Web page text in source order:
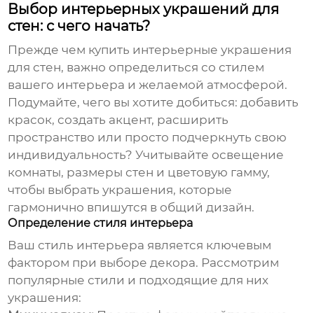
Выбор интерьерных украшений для
стен: с чего начать?
Прежде чем купить интерьерные украшения
для стен, важно определиться со стилем
вашего интерьера и желаемой атмосферой.
Подумайте, чего вы хотите добиться: добавить
красок, создать акцент, расширить
пространство или просто подчеркнуть свою
индивидуальность? Учитывайте освещение
комнаты, размеры стен и цветовую гамму,
чтобы выбрать украшения, которые
гармонично впишутся в общий дизайн.
Определение стиля интерьера
Ваш стиль интерьера является ключевым
фактором при выборе декора. Рассмотрим
популярные стили и подходящие для них
украшения: